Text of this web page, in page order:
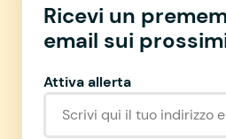
Ricevi un
email sui
Attiva allerta